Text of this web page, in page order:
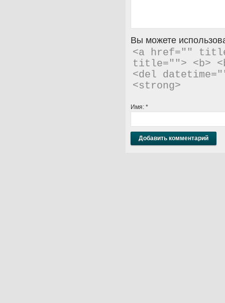
Вы можете
<a href=""
title=""> <b>
<del
<strong>
Имя: *